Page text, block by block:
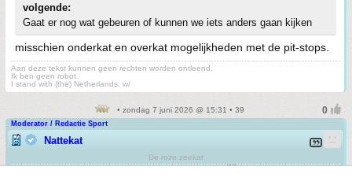
volgende:
Gaat er nog wat gebeuren of kunnen we iets anders gaan kijken
misschien onderkat en overkat mogelijkheden met de pit-stops.
Aan deze tekst kunnen geen rechten worden ontleend.
Ik ben geen robot.
I stand with (the) Netherlands. w/
• zondag 7 juni 2026 @ 15:31 • 39
Moderator / Redactie Sport
Nattekat
De roze zeekat